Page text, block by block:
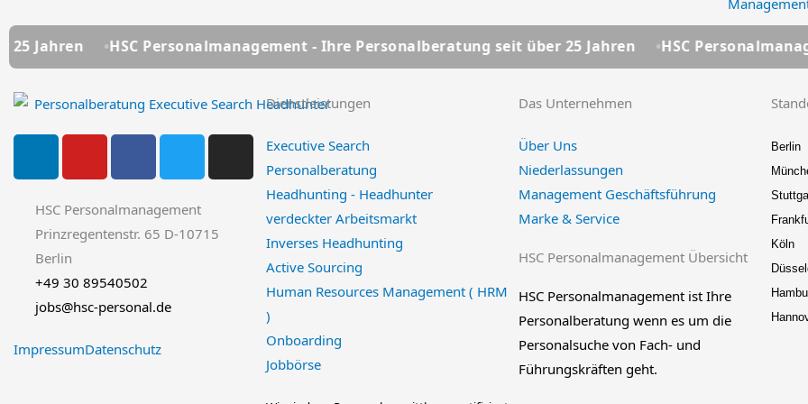
HSC Personalmanagement - Ihre Personalberatung seit über 25 Jahren HSC Personalmanagement -
L
n
k
e
d
i
n
Y
u
t
u
e
F
c
e
b
o
k
f
T
i
t
t
I
s
HSC Personalmanagement
Prinzregentenstr. 65 D-10715
Berlin
+49 30 89540502
jobs@hsc-personal.de
ImpressumDatenschutz
Dienstleistungen
Executive Search
Personalberatung
Headhunting - Headhunter
verdeckter Arbeitsmarkt
Inverses Headhunting
Active Sourcing
Human Resources Management ( HRM
)
Onboarding
Jobbörse
Das Unternehmen
Über Uns
Niederlassungen
Management Geschäftsführung
Marke & Service
HSC Personalmanagement Übersicht
HSC Personalmanagement ist Ihre
Personalberatung wenn es um die
Personalsuche von Fach- und
Führungskräften geht.
Berlin
Köln